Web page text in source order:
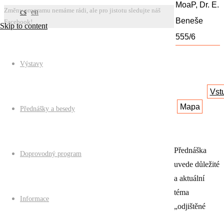
cs en
Skip to content
Výstavy
Přednášky a besedy
Doprovodný program
Informace
MoaP, Dr. E.
Beneše
555/6
Mapa
Přednáška
uvede důležité
a aktuální
téma
„odjištěné
Změny programu nemáme rádi, ale pro jistotu sledujte náš
Facebook!